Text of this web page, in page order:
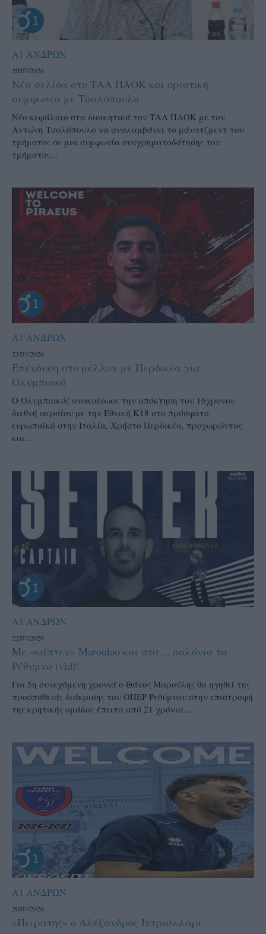
Α1 ΑΝΔΡΩΝ
29/07/2026
Νέα σελίδα στο ΤΑΑ ΠΑΟΚ και οριστική
συμφωνία με Τσαλόπουλο
Νέο κεφάλαιο στα διοικητικά του ΤΑΑ ΠΑΟΚ με τον
Αντώνη Τσαλόπουλο να αναλαμβάνει το μάνατζμεντ του
τμήματος σε μια συμφωνία συνχρηματοδότησης του
τμήματος...
Α1 ΑΝΔΡΩΝ
23/07/2026
Επένδυση στο μέλλον με Περδικέα για
Ολυμπιακό
Ο Ολυμπιακός ανακοίνωσε την απόκτηση του 16χρονου
διεθνή ακραίου με την Εθνική Κ18 στο πρόσφατο
ευρωπαϊκό στην Ιταλία, Χρήστο Περδικέα, προχωρώντας
και...
Α1 ΑΝΔΡΩΝ
22/07/2026
Με «κάπτεν» Maroulao και στα… σαλόνια το
Ρέθυμνο (vid)!
Για 5η συνεχόμενη χρονιά ο Θάνος Μαρούλης θα ηγηθεί της
προσπάθειάς διάκρισης του ΟΠΕΡ Ρεθύμνου στην επιστροφή
της κρητικής ομάδας έπειτα από 21 χρόνια...
Α1 ΑΝΔΡΩΝ
20/07/2026
«Πειρατής» ο Αλέξανδρος Ιντρισλλάρι